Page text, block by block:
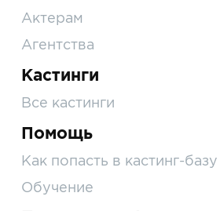
Актерам
Агентства
Кастинги
Все кастинги
Помощь
Как попасть в кастинг-базу
Обучение